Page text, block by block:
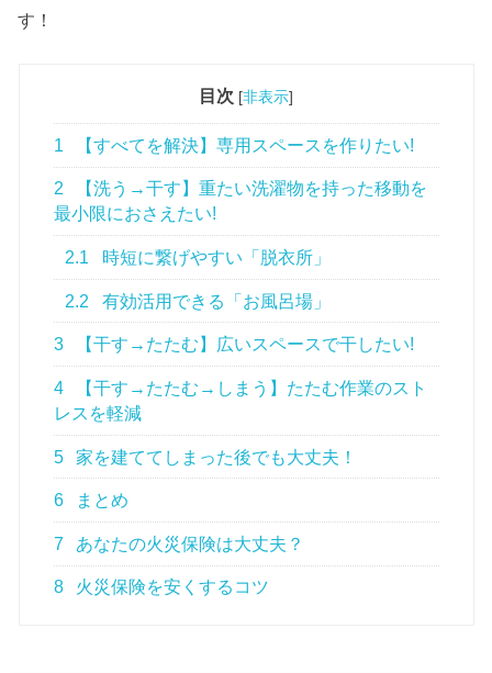
す！
目次 [非表示]
1 【すべてを解決】専用スペースを作りたい!
2
【洗う→干す】重たい洗濯物を持った移動を
最小限におさえたい!
2.1 時短に繋げやすい「脱衣所」
2.2 有効活用できる「お風呂場」
3 【干す→たたむ】広いスペースで干したい!
4
【干す→たたむ→しまう】たたむ作業のスト
レスを軽減
5 家を建ててしまった後でも大丈夫！
6 まとめ
7 あなたの火災保険は大丈夫？
8 火災保険を安くするコツ